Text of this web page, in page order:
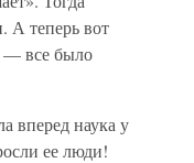
А теперь вот
— все было
вперед наука у
ее люди!